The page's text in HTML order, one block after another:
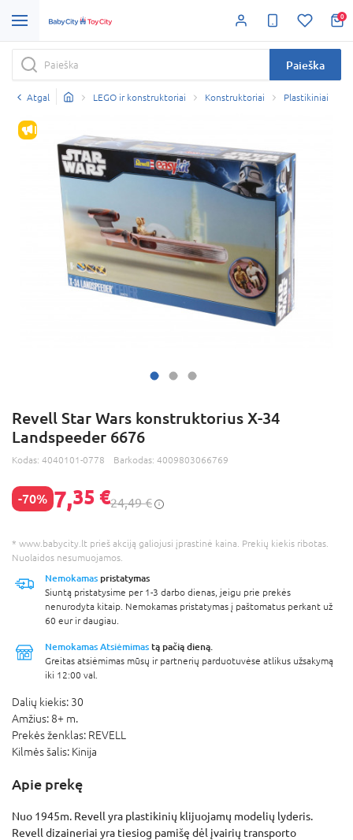
0
Paieška
Atgal LEGO ir konstruktoriai Konstruktoriai Plastikiniai
IŠPARDAVIMAS
Revell Star Wars konstruktorius X-34
Landspeeder 6676
Kodas: 4040101-0778 Barkodas: 4009803066769
-70% 7,35 €24,49 €
* www.babycity.lt prieš akciją galiojusi įprastinė kaina. Prekių kiekis ribotas.
Nuolaidos nesumuojamos.
Nemokamas pristatymas
Siuntą pristatysime per 1-3 darbo dienas, jeigu prie prekės
nenurodyta kitaip. Nemokamas pristatymas į paštomatus perkant už
60 eur ir daugiau.
Nemokamas Atsiėmimas tą pačią dieną.
Greitas atsiėmimas mūsų ir partnerių parduotuvėse atlikus užsakymą
iki 12:00 val.
Dalių kiekis: 30
Amžius: 8+ m.
Prekės ženklas: REVELL
Kilmės šalis: Kinija
Apie prekę
Nuo 1945m. Revell yra plastikinių klijuojamų modelių lyderis.
Revell dizaineriai yra tiesiog pamišę dėl įvairių transporto